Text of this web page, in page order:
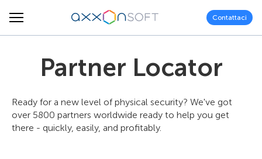
Contattaci
Partner Locator
Ready for a new level of physical security? We've got
over 5800 partners worldwide ready to help you get
there - quickly, easily, and profitably.